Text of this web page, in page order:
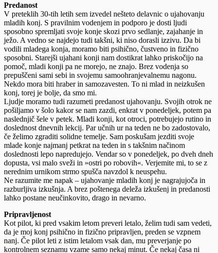
Predanost
V preteklih 30-tih letih sem izvedel nešteto delavnic o ujahovanju
mladih konj. S pravilnim vodenjem in podporo je dosti ljudi
sposobno spremljati svoje konje skozi prvo sedlanje, zajahanje in
ježo. A vedno se najdejo tudi takšni, ki niso dorasli izzivu. Da bi
vodili mladega konja, moramo biti psihično, čustveno in fizično
sposobni. Starejši ujahani konji nam dostikrat lahko priskočijo na
pomoč, mladi konji pa ne morejo, ne znajo. Brez vodenja so
prepuščeni sami sebi in svojemu samoohranjevalnemu nagonu.
Nekdo mora biti hraber in samozavesten. To ni mlad in neizkušen
konj, torej je bolje, da smo mi.
Ljudje moramo tudi razumeti predanost ujahovanju. Svojih otrok ne
pošiljamo v šolo kakor se nam zazdi, enkrat v ponedeljek, potem pa
naslednjič šele v petek. Mladi konji, kot otroci, potrebujejo rutino in
doslednost dnevnih lekcij. Par učnih ur na teden ne bo zadostovalo,
če želimo zgraditi solidne temelje. Sam poskušam jezditi svoje
mlade konje najmanj petkrat na teden in s takšnim načinom
doslednosti lepo napredujejo. Vendar so v ponedeljek, po dveh dneh
dopusta, vsi malo sveži in »ostri po robovih«. Verjemite mi, to se z
nerednim urnikom strmo spušča navzdol k neuspehu.
Ne razumite me napak – ujahovanje mladih konj je nagrajujoča in
razburljiva izkušnja. A brez poštenega deleža izkušenj in predanosti
lahko postane neučinkovito, drago in nevarno.
Pripravljenost
Kot pilot, ki pred vsakim letom preveri letalo, želim tudi sam vedeti,
da je moj konj psihično in fizično pripravljen, preden se vzpnem
nanj. Če pilot leti z istim letalom vsak dan, mu preverjanje po
kontrolnem seznamu vzame samo nekaj minut. Če nekaj časa ni